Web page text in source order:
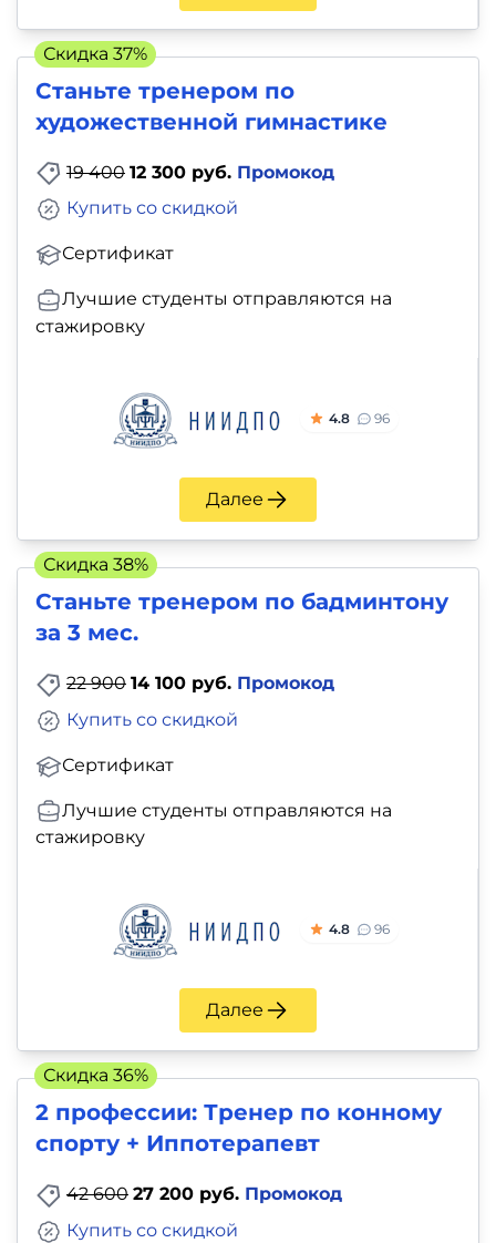
Станьте тренером по
художественной гимнастике
19 400 12 300 руб. Промокод
Сертификат
Купить со скидкой
Лучшие студенты отправляются на
стажировку
4.8 96
Далее
Скидка 37%
Станьте тренером по бадминтону
за 3 мес.
22 900 14 100 руб. Промокод
Сертификат
Купить со скидкой
Лучшие студенты отправляются на
стажировку
4.8 96
Далее
Скидка 38%
2 профессии: Тренер по конному
спорту + Иппотерапевт
42 600 27 200 руб. Промокод
Купить со скидкой
Скидка 36%